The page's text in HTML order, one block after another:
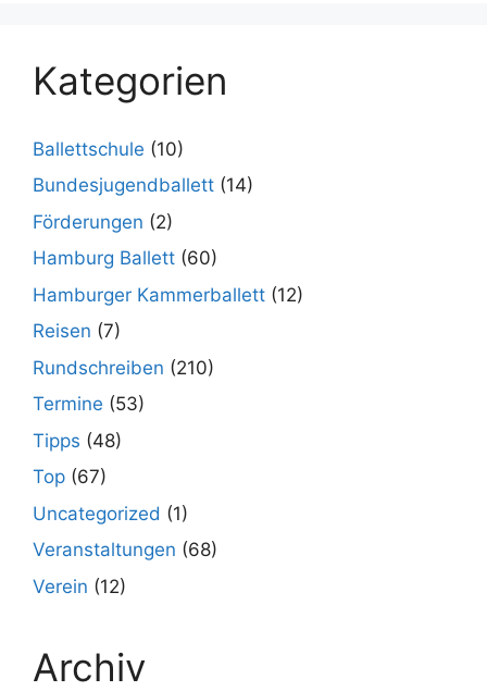
Kategorien
Ballettschule (10)
Bundesjugendballett (14)
Förderungen (2)
Hamburg Ballett (60)
Hamburger Kammerballett (12)
Reisen (7)
Rundschreiben (210)
Termine (53)
Tipps (48)
Top (67)
Uncategorized (1)
Veranstaltungen (68)
Verein (12)
Archiv